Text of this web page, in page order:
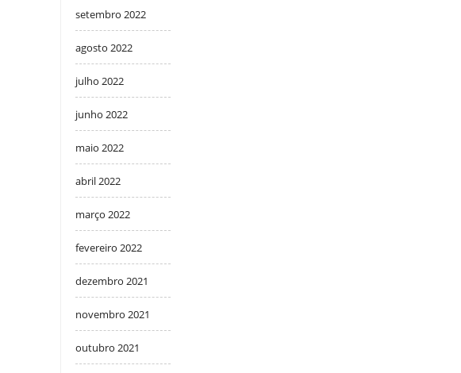
setembro 2022
agosto 2022
julho 2022
junho 2022
maio 2022
abril 2022
março 2022
fevereiro 2022
dezembro 2021
novembro 2021
outubro 2021